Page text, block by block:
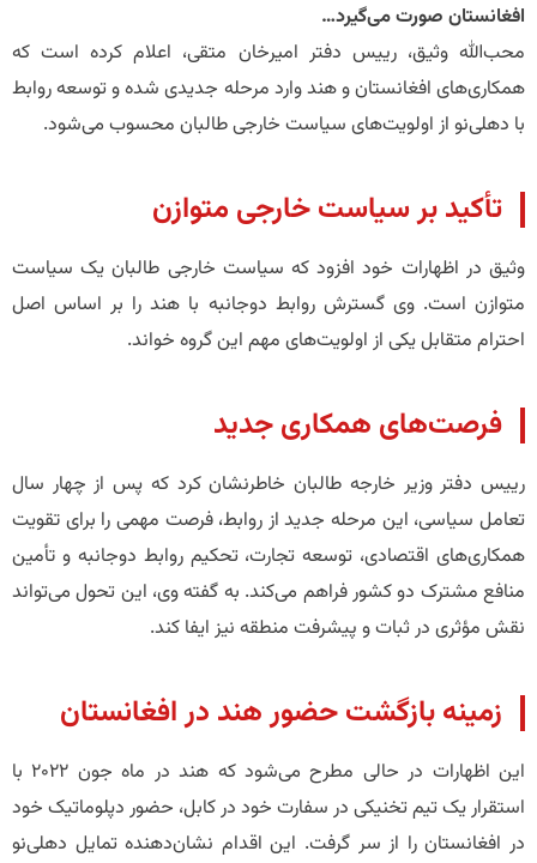
افغانستان صورت می‌گیرد…
محب‌الله وثیق، رییس دفتر امیرخان متقی، اعلام کرده است که
همکاری‌های افغانستان و هند وارد مرحله جدیدی شده و توسعه روابط
با دهلی‌نو از اولویت‌های سیاست خارجی طالبان محسوب می‌شود.
تأکید بر سیاست خارجی متوازن
وثیق در اظهارات خود افزود که سیاست خارجی طالبان یک سیاست
متوازن است. وی گسترش روابط دوجانبه با هند را بر اساس اصل
احترام متقابل یکی از اولویت‌های مهم این گروه خواند.
فرصت‌های همکاری جدید
رییس دفتر وزیر خارجه طالبان خاطرنشان کرد که پس از چهار سال
تعامل سیاسی، این مرحله جدید از روابط، فرصت مهمی را برای تقویت
همکاری‌های اقتصادی، توسعه تجارت، تحکیم روابط دوجانبه و تأمین
منافع مشترک دو کشور فراهم می‌کند. به گفته وی، این تحول می‌تواند
نقش مؤثری در ثبات و پیشرفت منطقه نیز ایفا کند.
زمینه بازگشت حضور هند در افغانستان
این اظهارات در حالی مطرح می‌شود که هند در ماه جون ۲۰۲۲ با
استقرار یک تیم تخنیکی در سفارت خود در کابل، حضور دپلوماتیک خود
در افغانستان را از سر گرفت. این اقدام نشان‌دهنده تمایل دهلی‌نو